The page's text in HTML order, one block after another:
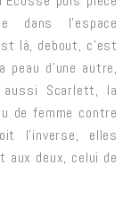
dans l’espace
là, debout, c’est
peau d’une autre,
Scarlett, la
de femme contre
l’inverse, elles
aux deux, celui de